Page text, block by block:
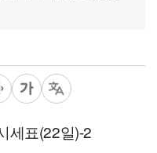
세표(22일)-2